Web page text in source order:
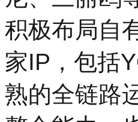
积极布局自
家IP，包括
熟的全链路